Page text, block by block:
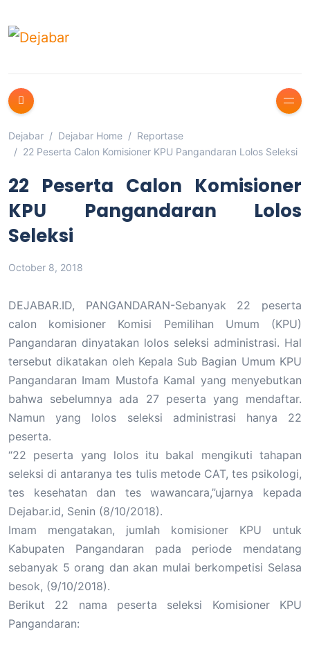
Dejabar Dejabar Home
Reportase
22 Peserta Calon Komisioner KPU Pangandaran Lolos Seleksi
22 Peserta Calon Komisioner
KPU Pangandaran Lolos
Seleksi
October 8, 2018
DEJABAR.ID, PANGANDARAN-Sebanyak 22 peserta
calon komisioner Komisi Pemilihan Umum (KPU)
Pangandaran dinyatakan lolos seleksi administrasi. Hal
tersebut dikatakan oleh Kepala Sub Bagian Umum KPU
Pangandaran Imam Mustofa Kamal yang menyebutkan
bahwa sebelumnya ada 27 peserta yang mendaftar.
Namun yang lolos seleksi administrasi hanya 22
peserta.
“22 peserta yang lolos itu bakal mengikuti tahapan
seleksi di antaranya tes tulis metode CAT, tes psikologi,
tes kesehatan dan tes wawancara,”ujarnya kepada
Dejabar.id, Senin (8/10/2018).
Imam mengatakan, jumlah komisioner KPU untuk
Kabupaten Pangandaran pada periode mendatang
sebanyak 5 orang dan akan mulai berkompetisi Selasa
besok, (9/10/2018).
Berikut 22 nama peserta seleksi Komisioner KPU
Pangandaran: